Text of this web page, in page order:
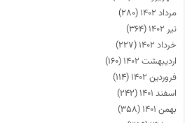
مرداد ۱۴۰۲
(۲۸۰)
تیر ۱۴۰۲
(۳۶۴)
خرداد ۱۴۰۲
(۲۲۷)
اردیبهشت ۱۴۰۲
(۱۶۰)
فروردین ۱۴۰۲
(۱۱۴)
اسفند ۱۴۰۱
(۲۴۲)
بهمن ۱۴۰۱
(۳۵۸)